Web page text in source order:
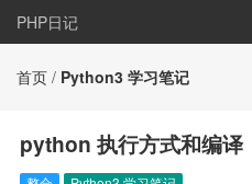
PHP日记
首页 / Python3 学习笔记
python 执行方式和编译